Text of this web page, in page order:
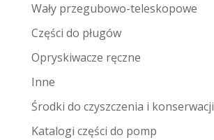
Wały przegubowo-teleskopowe
Części do pługów
Opryskiwacze ręczne
Inne
Środki do czyszczenia i konserwacji
Katalogi części do pomp